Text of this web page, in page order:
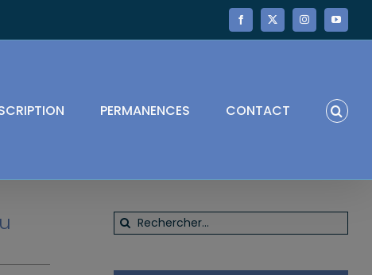
Facebook
X InstagramYouTube
PERMANENCES CONTACT
Rechercher: